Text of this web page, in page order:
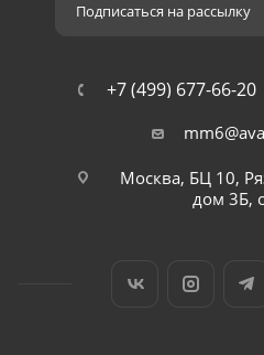
Подписаться на рассылку
+7 (499) 677-66-20
Москва, БЦ 10,
дом 3Б,